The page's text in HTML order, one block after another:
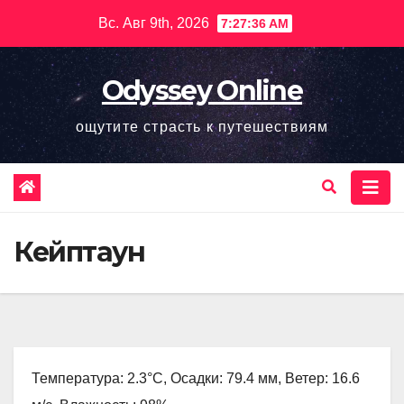
содержимому
Вс. Авг 9th, 2026 7:27:38 AM
Odyssey Online
ощутите страсть к путешествиям
Кейптаун
Температура: 2.3°C, Осадки: 79.4 мм, Ветер: 16.6